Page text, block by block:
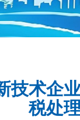
技术企
税处